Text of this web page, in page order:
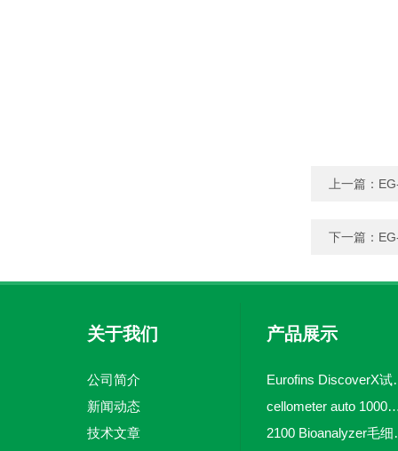
上一篇：
下一篇：
关于我们
公司简介
新闻动态
技术文章
产品展示
cellometer auto 1000全自
2100